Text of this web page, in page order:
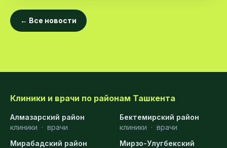
← Все новости
Клиники и врачи по районам Ташкента
Алмазарский район
клиники · врачи
Бектемирский район
клиники · врачи
Мирабадский район
Мирзо-Улугбекский